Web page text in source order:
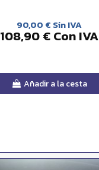
90,00 € Sin IVA
108,90 € Con IVA
Añadir a la cesta